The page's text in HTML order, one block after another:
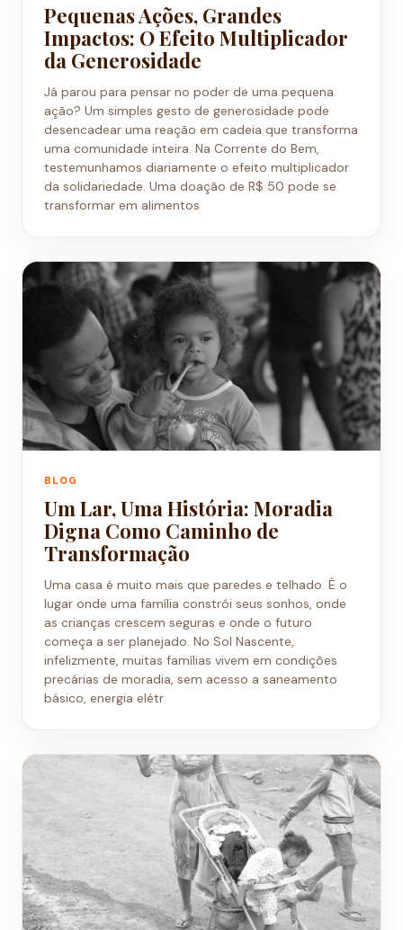
Pequenas Ações, Grandes
Impactos: O Efeito Multiplicador
da Generosidade
Já parou para pensar no poder de uma pequena
ação? Um simples gesto de generosidade pode
desencadear uma reação em cadeia que transforma
uma comunidade inteira. Na Corrente do Bem,
testemunhamos diariamente o efeito multiplicador
da solidariedade. Uma doação de R$ 50 pode se
transformar em alimentos
BLOG
Um Lar, Uma História: Moradia
Digna Como Caminho de
Transformação
Uma casa é muito mais que paredes e telhado. É o
lugar onde uma família constrói seus sonhos, onde
as crianças crescem seguras e onde o futuro
começa a ser planejado. No Sol Nascente,
infelizmente, muitas famílias vivem em condições
precárias de moradia, sem acesso a saneamento
básico, energia elétr